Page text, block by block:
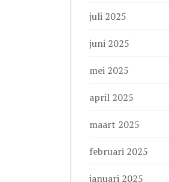
juli 2025
juni 2025
mei 2025
april 2025
maart 2025
februari 2025
januari 2025